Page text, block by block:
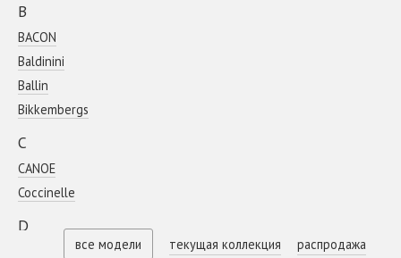
B
BACON
Baldinini
Ballin
Bikkembergs
C
CANOE
Coсcinelle
D
все модели текущая коллекция распродажа